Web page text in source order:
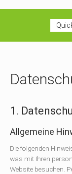
1.
Allgemeine
Die folgenden
was mit Ihren
Website besuchen.